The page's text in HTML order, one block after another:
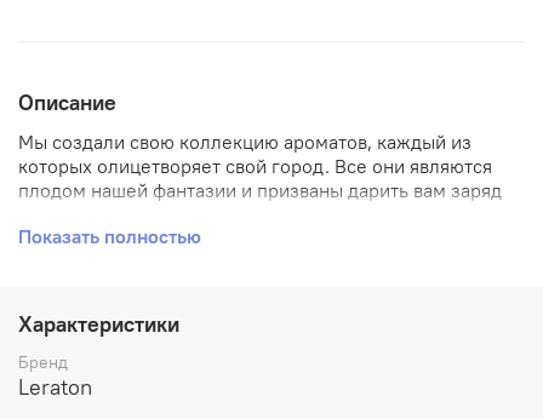
Описание
Мы создали свою коллекцию ароматов, каждый из
которых олицетворяет свой город. Все они являются
плодом нашей фантазии и призваны дарить вам заряд
проблем, вдохновлять вас на подвиги и создавать
Мы создали свою коллекцию ароматов, каждый из
которых олицетворяет свой город. Все они являются
плодом нашей фантазии и призваны дарить вам заряд
Показать полностью
Характеристики
Бренд
Leraton